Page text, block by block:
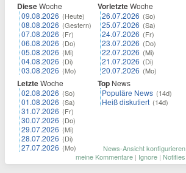
DieseWoche
09.08.2026 (Heute)
08.08.2026 (Gestern)
07.08.2026 (Fr)
06.08.2026 (Do)
05.08.2026 (Mi)
04.08.2026 (Di)
03.08.2026 (Mo)
LetzteWoche
02.08.2026 (So)
01.08.2026 (Sa)
31.07.2026 (Fr)
30.07.2026 (Do)
29.07.2026 (Mi)
28.07.2026 (Di)
27.07.2026 (Mo)
VorletzteWoche
26.07.2026 (So)
25.07.2026 (Sa)
24.07.2026 (Fr)
23.07.2026 (Do)
22.07.2026 (Mi)
21.07.2026 (Di)
20.07.2026 (Mo)
Top News
Populäre News (14d)
Heiß diskutiert (14d)
News-Ansicht konfigurieren
meine Kommentare | Ignore | Notifies